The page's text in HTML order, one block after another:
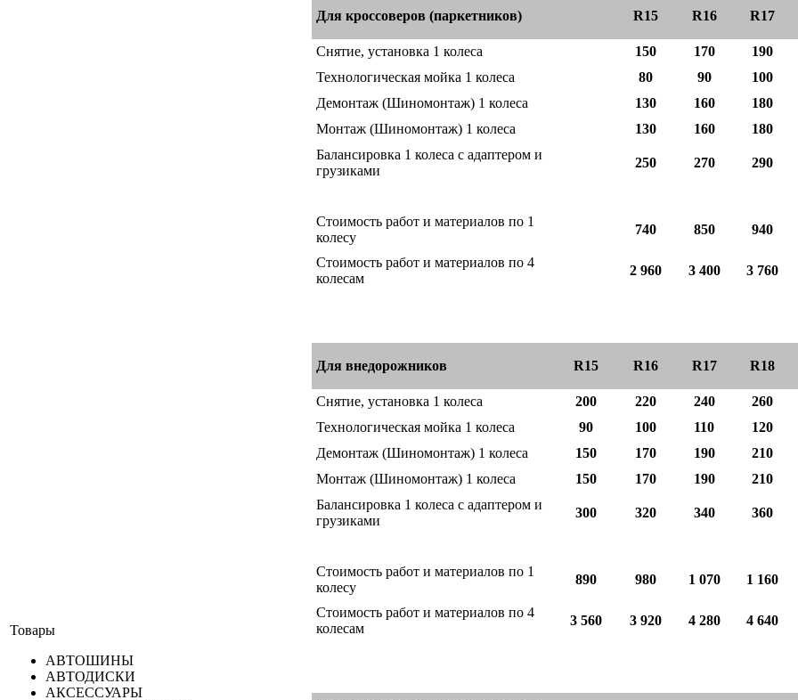
Товары
АВТОШИНЫ
АВТОДИСКИ
АКСЕССУАРЫ
Для кроссоверов (паркетников) R15 R16 R17
Снятие, установка 1 колеса 150 170 190
Технологическая мойка 1 колеса
80 90 100
Демонтаж (Шиномонтаж) 1 колеса 130 160 180
Монтаж (Шиномонтаж) 1 колеса 130 160 180
Балансировка 1 колеса с адаптером и
грузиками
250 270 290
Стоимость работ и материалов по 1
колесу
740 850 940
Стоимость работ и материалов по 4
колесам
2 960 3 400 3 760
Для внедорожников R15 R16 R17 R18
Снятие, установка 1 колеса 200 220 240 260
Технологическая мойка 1 колеса
90 100 110 120
Демонтаж (Шиномонтаж) 1 колеса 150 170 190 210
Монтаж (Шиномонтаж) 1 колеса 150 170 190 210
Балансировка 1 колеса с адаптером и
грузиками
300 320 340 360
Стоимость работ и материалов по 1
колесу
890 980 1 070 1 160
Стоимость работ и материалов по 4
колесам
3 560 3 920 4 280 4 640